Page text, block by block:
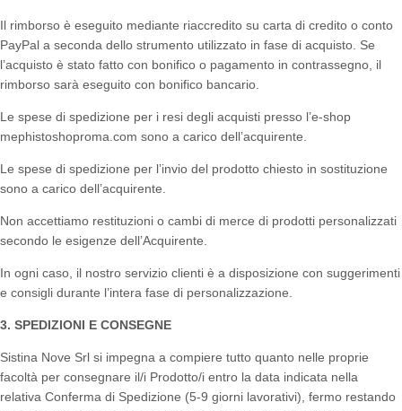
Il rimborso è eseguito mediante riaccredito su carta di credito o conto
PayPal a seconda dello strumento utilizzato in fase di acquisto. Se
l’acquisto è stato fatto con bonifico o pagamento in contrassegno, il
rimborso sarà eseguito con bonifico bancario.
Le spese di spedizione per i resi degli acquisti presso l’e-shop
mephistoshoproma.com sono a carico dell’acquirente.
Le spese di spedizione per l’invio del prodotto chiesto in sostituzione
sono a carico dell’acquirente.
Non accettiamo restituzioni o cambi di merce di prodotti personalizzati
secondo le esigenze dell’Acquirente.
In ogni caso, il nostro servizio clienti è a disposizione con suggerimenti
e consigli durante l’intera fase di personalizzazione.
3. SPEDIZIONI E CONSEGNE
Sistina Nove Srl si impegna a compiere tutto quanto nelle proprie
facoltà per consegnare il/i Prodotto/i entro la data indicata nella
relativa Conferma di Spedizione (5-9 giorni lavorativi), fermo restando